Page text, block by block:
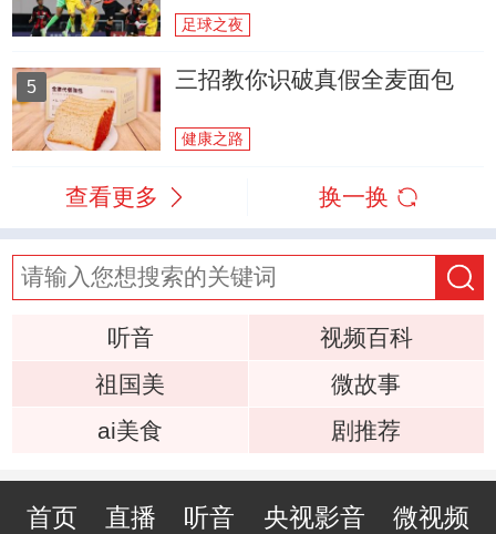
足球之夜
5 三招教你识破真假全麦面包
健康之路
查看更多 换一换
听音
视频百科
祖国美
微故事
ai美食
剧推荐
首页 直播 听音 央视影音 微视频